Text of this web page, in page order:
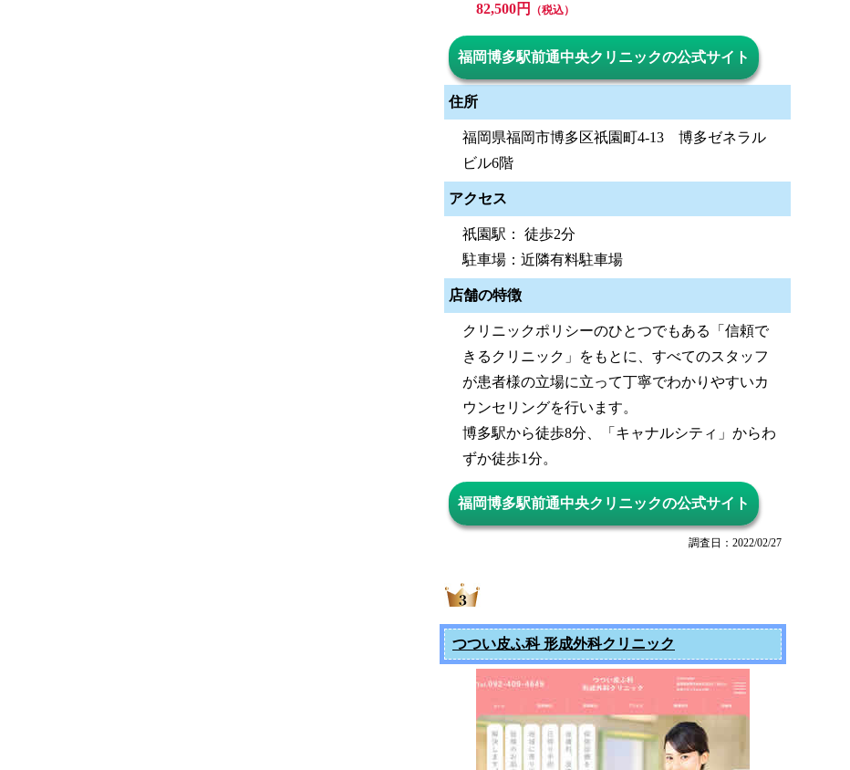
82,500円
（税込）
福岡博多駅前通中央クリニックの公式サイト
住所
福岡県福岡市博多区祇園町4-13 博多ゼネラル
ビル6階
アクセス
祇園駅： 徒歩2分
駐車場：近隣有料駐車場
店舗の特徴
クリニックポリシーのひとつでもある「信頼で
きるクリニック」をもとに、すべてのスタッフ
が患者様の立場に立って丁寧でわかりやすいカ
ウンセリングを行います。
博多駅から徒歩8分、「キャナルシティ」からわ
ずか徒歩1分。
福岡博多駅前通中央クリニックの公式サイト
調査日：2022/02/27
つつい皮ふ科 形成外科クリニック